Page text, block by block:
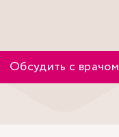
Обсудить с врачом